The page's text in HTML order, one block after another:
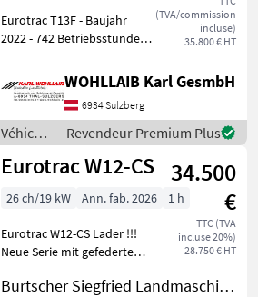
(TVA/commission
incluse)
35.800 € HT
Eurotrac T13F - Baujahr
2022 - 742 Betriebsstunden
extra Hydraulischer
Kreislauf am Frontarm und
hydr. Schnellwechsler -
Fahrtri
WOHLLAIB Karl GesmbH
6934 Sulzberg
Véhicules
agricoles
à
Eurotrac
Revendeur Premium Plus
Eurotrac W12-CS
34.500
€
TTC (TVA
incluse 20%)
28.750 € HT
26 ch/19 kW Ann. fab. 2026 1 h
Eurotrac W12-CS Lader !!!
Neue Serie mit gefedertem
Lackierung, Neue
Burtscher Siegfried Landmaschinen